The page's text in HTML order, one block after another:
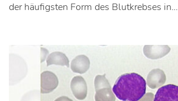
der häufigsten Form des Blutkrebses in…